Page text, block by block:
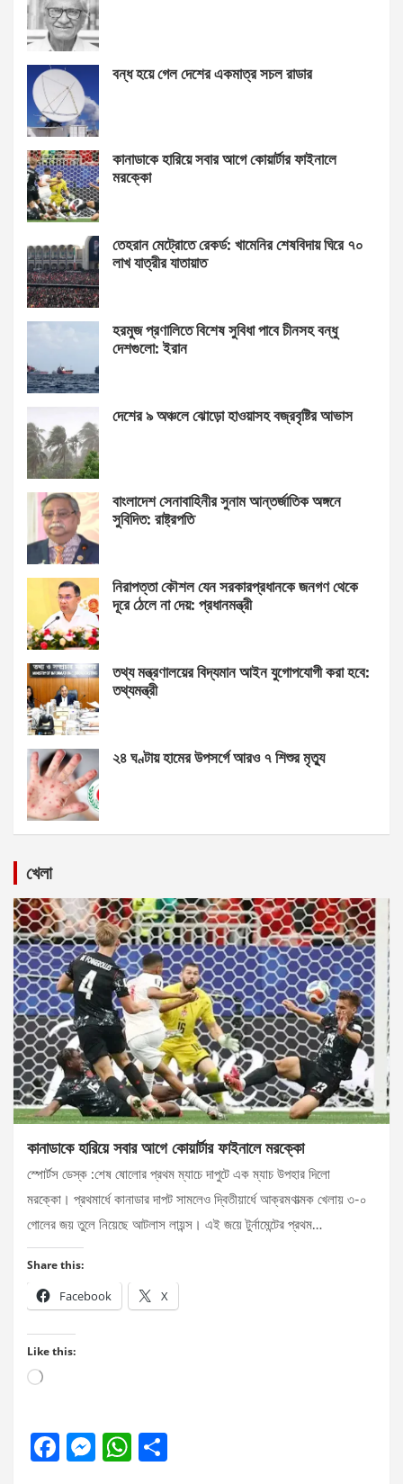
বন্ধ হয়ে গেল দেশের একমাত্র সচল রাডার
কানাডাকে হারিয়ে সবার আগে কোয়ার্টার ফাইনালে
মরক্কো
তেহরান মেট্রোতে রেকর্ড: খামেনির শেষবিদায় ঘিরে ৭০
লাখ যাত্রীর যাতায়াত
হরমুজ প্রণালিতে বিশেষ সুবিধা পাবে চীনসহ বন্ধু
দেশগুলো: ইরান
দেশের ৯ অঞ্চলে ঝোড়ো হাওয়াসহ বজ্রবৃষ্টির আভাস
বাংলাদেশ সেনাবাহিনীর সুনাম আন্তর্জাতিক অঙ্গনে
সুবিদিত: রাষ্ট্রপতি
নিরাপত্তা কৌশল যেন সরকারপ্রধানকে জনগণ থেকে
দূরে ঠেলে না দেয়: প্রধানমন্ত্রী
তথ্য মন্ত্রণালয়ের বিদ্যমান আইন যুগোপযোগী করা হবে:
তথ্যমন্ত্রী
২৪ ঘণ্টায় হামের উপসর্গে আরও ৭ শিশুর মৃত্যু
খেলা
কানাডাকে হারিয়ে সবার আগে কোয়ার্টার ফাইনালে মরক্কো
স্পোর্টস ডেস্ক :শেষ ষোলোর প্রথম ম্যাচে দাপুটে এক ম্যাচ উপহার দিলো
মরক্কো। প্রথমার্ধে কানাডার দাপট সামলেও দ্বিতীয়ার্ধে আক্রমণাত্মক খেলায় ৩-০
গোলের জয় তুলে নিয়েছে আটলাস লায়ন্স। এই জয়ে টুর্নামেন্টের প্রথম…
Share this:
Facebook X
Like this:
Loading…
F
M W